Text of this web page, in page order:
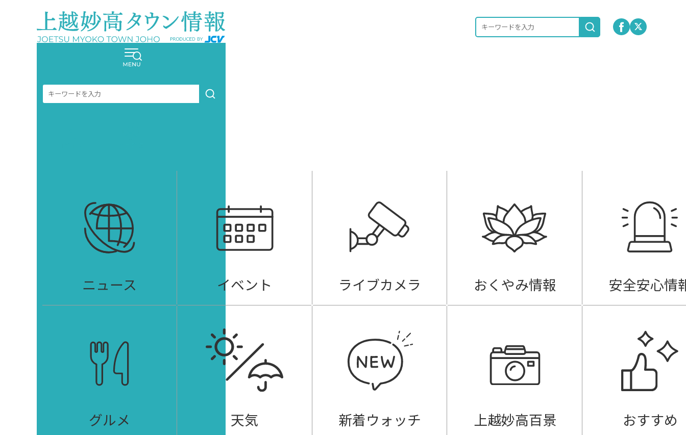
ニュース イベント ライブカメラ おくやみ情報 安全安心情
グルメ 天気 新着ウォッチ 上越妙高百景 おすすめ